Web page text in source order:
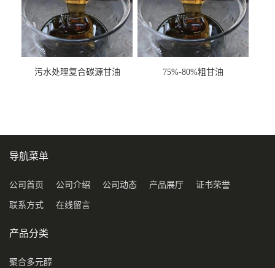
污水处理复合碳源甘油
75%-80%粗甘油
导航菜单
公司首页 公司介绍 公司动态 产品展厅 证书荣誉
联系方式 在线留言
产品分类
聚合多元醇